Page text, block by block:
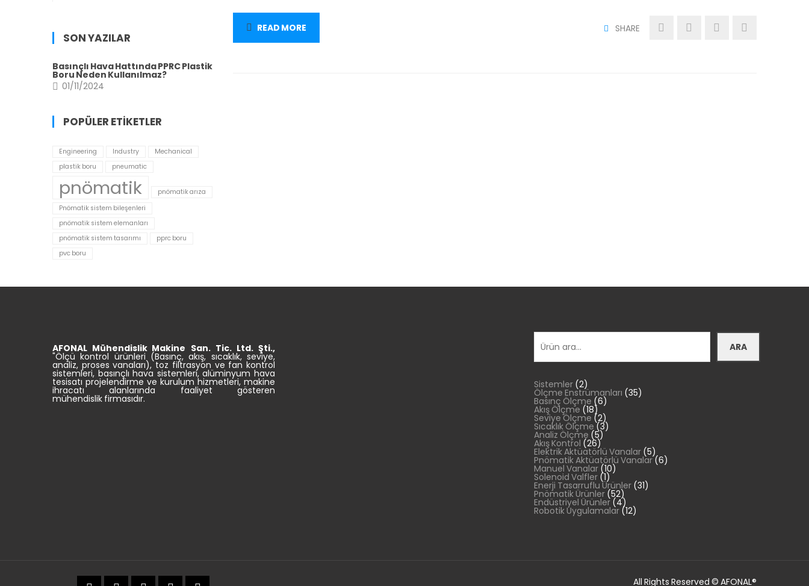
READ MORE SHARE
SON YAZILAR
Basınçlı Hava Hattında PPRC Plastik
Boru Neden Kullanılmaz?
01/11/2024
POPÜLER ETIKETLER
Engineering Industry
Mechanical
plastik boru
pneumatic
pnömatik
pnömatik arıza
Pnömatik sistem bileşenleri
pnömatik sistem elemanları
pnömatik sistem tasarımı
pprc boru
pvc boru
AFONAL Mühendislik Makine San. Tic. Ltd. Şti.,
"Ölçü kontrol ürünleri (Basınç, akış, sıcaklık, seviye,
analiz, proses vanaları), toz filtrasyon ve fan kontrol
sistemleri, basınçlı hava sistemleri, alüminyum hava
tesisatı projelendirme ve kurulum hizmetleri, makine
ihracatı alanlarında faaliyet gösteren
mühendislik firmasıdır.
Ara
ARA
Sistemler 22
ürün
Ölçme Enstrümanları 3535
ürün
Basınç Ölçme 66
ürün
Akış Ölçme 1818
ürün
Seviye Ölçme 22
ürün
Sıcaklık Ölçme 33
ürün
Analiz Ölçme 55
ürün
Akış Kontrol 2626
ürün
Elektrik Aktüatörlü Vanalar 55
ürün
Pnömatik Aktüatörlü Vanalar 66
ürün
Manuel Vanalar 1010
ürün
Solenoid Valfler 11
ürün
Enerji Tasarruflu Ürünler 3131
ürün
Pnömatik Ürünler 5252
ürün
Endüstriyel Ürünler 44
ürün
Robotik Uygulamalar 1212
ürün
All Rights Reserved © AFONAL®